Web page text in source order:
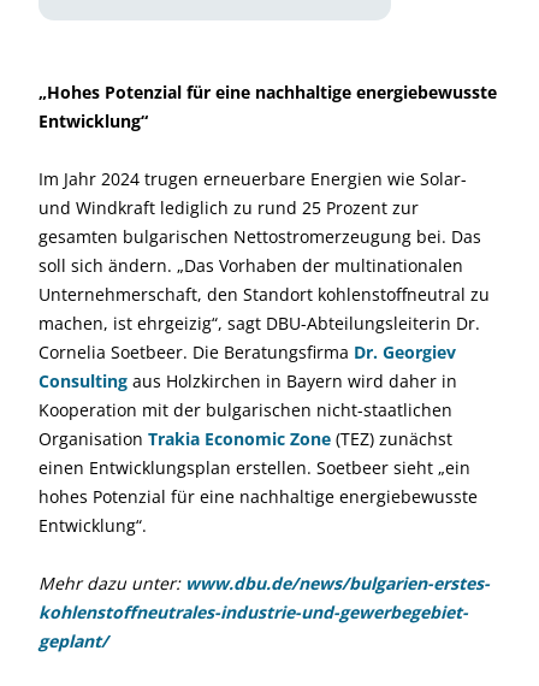
„Hohes Potenzial für eine nachhaltige energiebewusste
Entwicklung“
Im Jahr 2024 trugen erneuerbare Energien wie Solar-
und Windkraft lediglich zu rund 25 Prozent zur
gesamten bulgarischen Nettostromerzeugung bei. Das
soll sich ändern. „Das Vorhaben der multinationalen
Unternehmerschaft, den Standort kohlenstoffneutral zu
machen, ist ehrgeizig“, sagt DBU-Abteilungsleiterin Dr.
Cornelia Soetbeer. Die Beratungsfirma Dr. Georgiev
Consulting aus Holzkirchen in Bayern wird daher in
Kooperation mit der bulgarischen nicht-staatlichen
Organisation Trakia Economic Zone (TEZ) zunächst
einen Entwicklungsplan erstellen. Soetbeer sieht „ein
hohes Potenzial für eine nachhaltige energiebewusste
Entwicklung“.
Mehr dazu unter: www.dbu.de/news/bulgarien-erstes-
kohlenstoffneutrales-industrie-und-gewerbegebiet-
geplant/